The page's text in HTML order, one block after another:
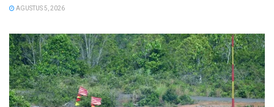
AGUSTUS 5, 2026